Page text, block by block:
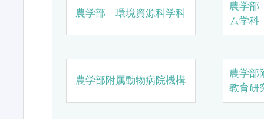
農学部 環境資源科学科
農学
ム学科
農学部附属動物病院機構
農学部
教育研